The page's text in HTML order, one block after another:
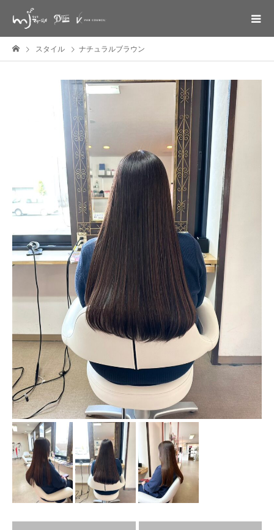
スタイル ナチュラルブラウン